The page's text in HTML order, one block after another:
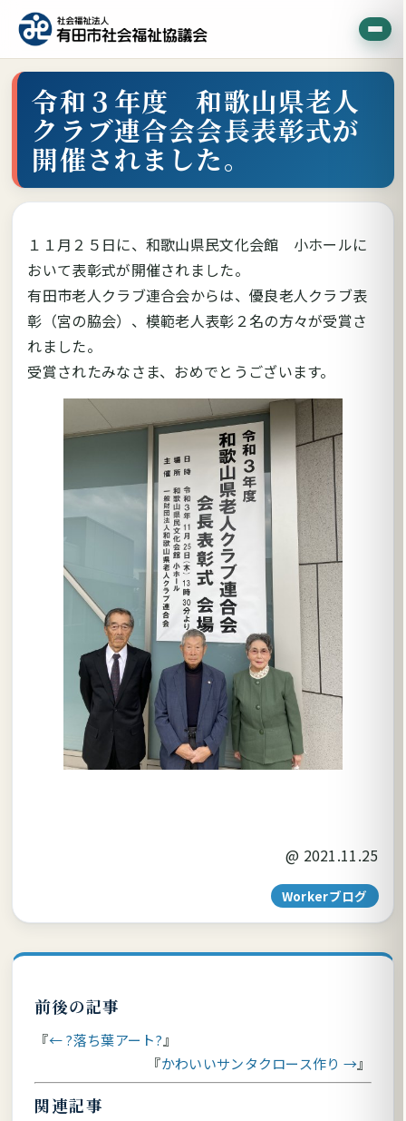
令和３年度 和歌山県老人
クラブ連合会会長表彰式が
開催されました。
１１月２５日に、和歌山県民文化会館 小ホールに
おいて表彰式が開催されました。
有田市老人クラブ連合会からは、優良老人クラブ表
彰（宮の脇会）、模範老人表彰２名の方々が受賞さ
れました。
受賞されたみなさま、おめでとうございます。
@ 2021.11.25
Workerブログ
前後の記事
← ?落ち葉アート?
かわいいサンタクロース作り →
関連記事